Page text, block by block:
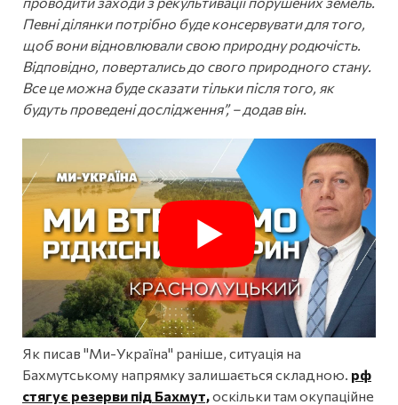
Певні ділянки потрібно буде консервувати для того,
щоб вони відновлювали свою природну родючість.
Відповідно, повертались до свого природного стану.
Все це можна буде сказати тільки після того, як
будуть проведені дослідження”, – додав він.
Як писав "Ми-Україна" раніше, ситуація на
Бахмутському напрямку залишається складною. рф
стягує резерви під Бахмут,оскільки там окупаційне